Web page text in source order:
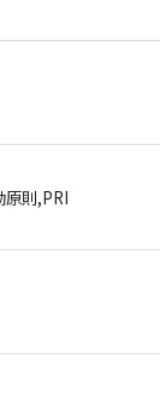
原則,PRI